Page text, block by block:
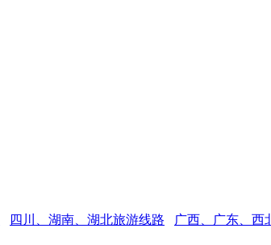
四川、湖南、湖北旅游线路 广西、广东、西